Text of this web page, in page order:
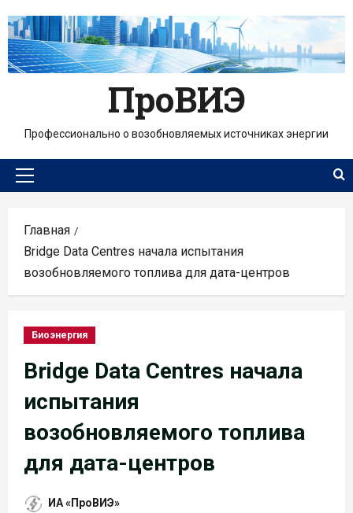
содержимому
ПроВИЭ
Профессионально о возобновляемых источниках энергии
Основное
Главная
Bridge Data Centres начала испытания
возобновляемого топлива для дата-центров
Биоэнергия
Bridge Data Centres начала
испытания
возобновляемого топлива
для дата-центров
ИА «ПроВИЭ»